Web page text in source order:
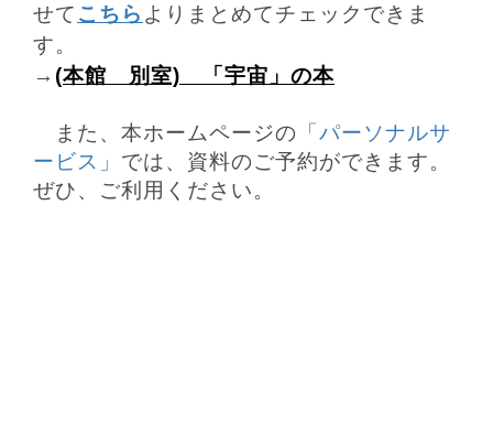
せて こちら よりまとめてチェックできま
す。
→ (本館 別室) 「宇宙」の本
また、本ホームページの 「パーソナルサ
ービス」 では、資料のご予約ができます。
ぜひ、ご利用ください。